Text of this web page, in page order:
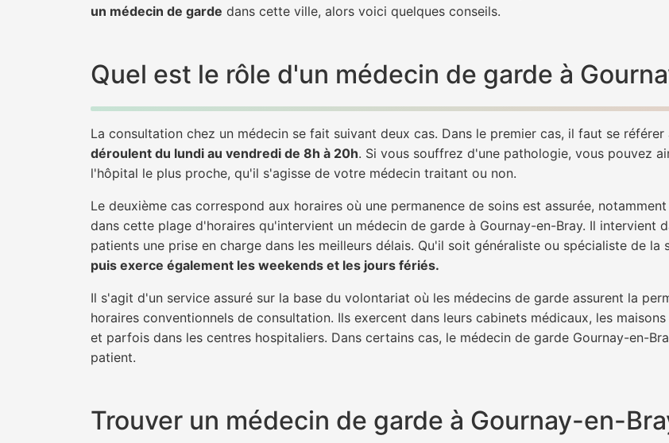
un médecin de garde dans cette ville, alors voici quelques conseils.
Quel est le rôle d'un médecin de garde à
La consultation chez un médecin se fait suivant deux cas. Dans le premier cas, il faut se référer
déroulent du lundi au vendredi de 8h à 20h. Si vous souffrez d'une pathologie, vous pouvez
l'hôpital le plus proche, qu'il s'agisse de votre médecin traitant ou non.
Le deuxième cas correspond aux horaires où une permanence de soins est assurée,
dans cette plage d'horaires qu'intervient un médecin de garde à Gournay-en-Bray. Il intervient
patients une prise en charge dans les meilleurs délais. Qu'il soit généraliste ou spécialiste de la
puis exerce également les weekends et les jours fériés.
Il s'agit d'un service assuré sur la base du volontariat où les médecins de garde assurent la
horaires conventionnels de consultation. Ils exercent dans leurs cabinets médicaux, les
et parfois dans les centres hospitaliers. Dans certains cas, le médecin de garde Gournay-en-
patient.
Trouver un médecin de garde à Gournay-en-